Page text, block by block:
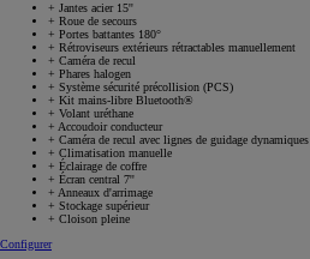
À partir de 23 350 € HT
+ Jantes acier 15''
+ Roue de secours
+ Portes battantes 180°
+ Rétroviseurs extérieurs rétractables manuellement
+ Caméra de recul
+ Phares halogen
+ Système sécurité précollision (PCS)
+ Kit mains-libre Bluetooth®
+ Volant uréthane
+ Accoudoir conducteur
+ Caméra de recul avec lignes de guidage dynamiques
+ Climatisation manuelle
+ Éclairage de coffre
+ Écran central 7''
+ Anneaux d'arrimage
+ Stockage supérieur
+ Cloison pleine
Configurer